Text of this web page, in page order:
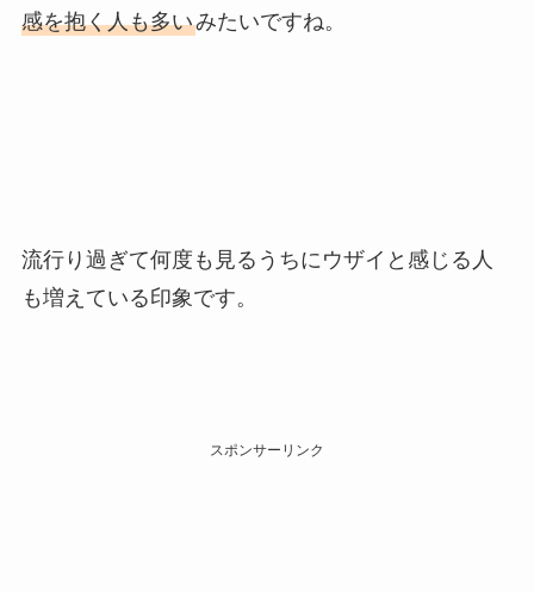
感を抱く人も多いみたいですね。
流行り過ぎて何度も見るうちにウザイと感じる人
も増えている印象です。
スポンサーリンク